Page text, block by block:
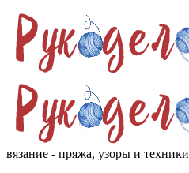
вязание - пряжа, узоры и техники